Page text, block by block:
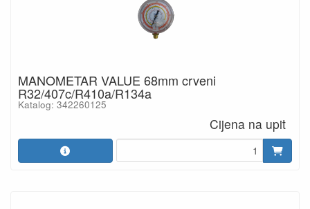
MANOMETAR VALUE 68mm crveni
R32/407c/R410a/R134a
Katalog: 342260125
Cijena na upit